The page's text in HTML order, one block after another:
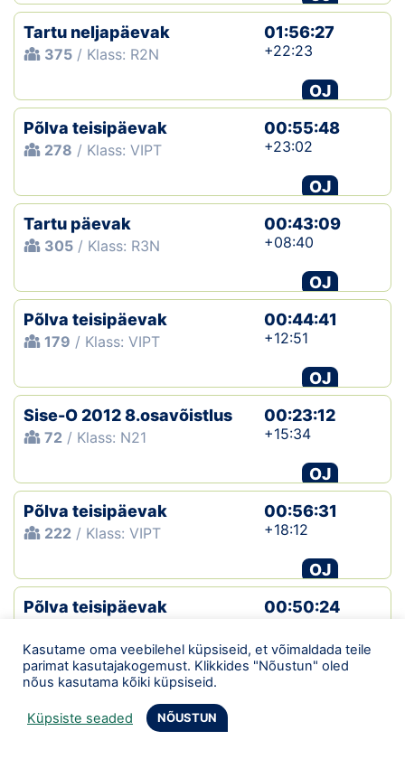
Tartu neljapäevak
375 / Klass: R2N
01:56:27
+22:23
OJ
Põlva teisipäevak
278 / Klass: VIPT
00:55:48
+23:02
OJ
Tartu päevak
305 / Klass: R3N
00:43:09
+08:40
OJ
Põlva teisipäevak
179 / Klass: VIPT
00:44:41
+12:51
OJ
Sise-O 2012 8.osavõistlus
72 / Klass: N21
00:23:12
+15:34
OJ
Põlva teisipäevak
222 / Klass: VIPT
00:56:31
+18:12
OJ
Põlva teisipäevak
00:50:24
OJ
Tartu neljapäevak
247/ Klass: R3N
Kasutame oma veebilehel küpsiseid, et võimaldada teile
parimat kasutajakogemust. Klikkides "Nõustun" oled
nõus kasutama kõiki küpsiseid.
Küpsiste seaded NÕUSTUN